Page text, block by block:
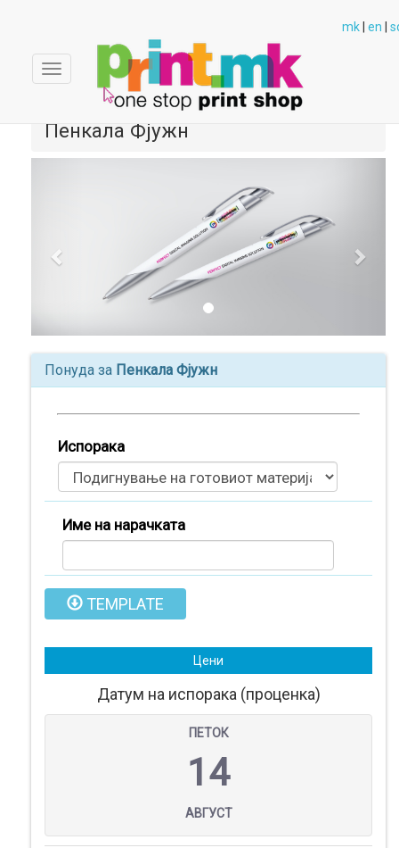
mk en
Toggle
navigation
Пенкала Фјужн
Понуда за Пенкала Фјужн
Испорака
Име на нарачката
TEMPLATE
Цени
Датум на испорака (проценка)
ПЕТОК
14
АВГУСТ